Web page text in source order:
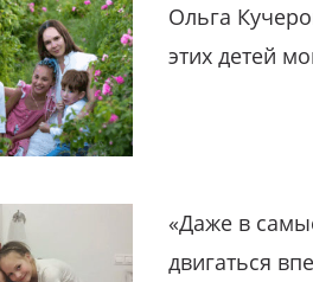
Ольга
этих детей
«Даже в
двигаться